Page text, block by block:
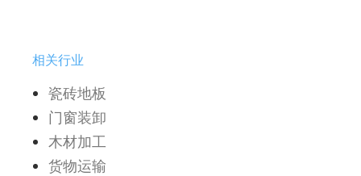
相关行业
瓷砖地板
门窗装卸
木材加工
货物运输